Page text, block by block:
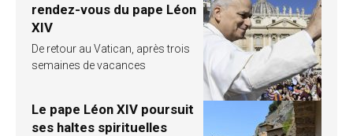
rendez-vous du pape Léon
XIV
De retour au Vatican, après trois
semaines de vacances
Le pape Léon XIV poursuit
ses haltes spirituelles